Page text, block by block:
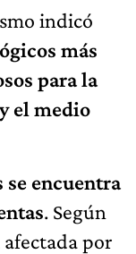
indicó
más
para la
el medio
se encuentra
. Según
por